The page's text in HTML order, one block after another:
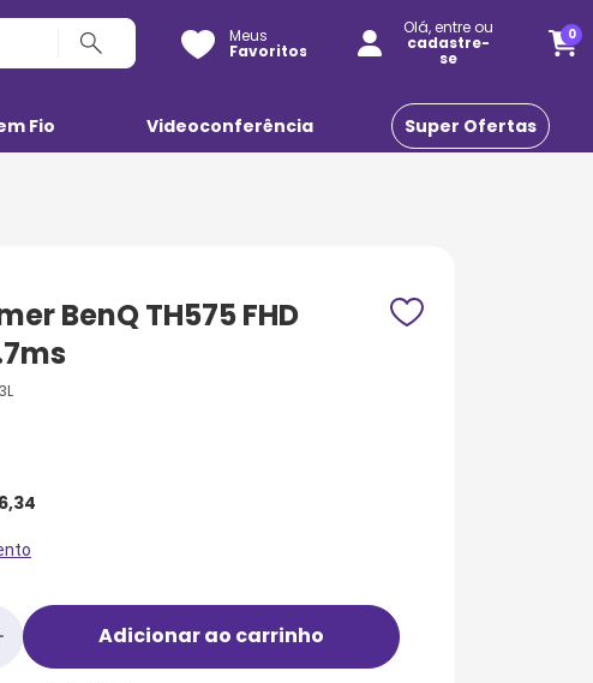
Meus
Favoritos
Olá, entre ou
cadastre-
se
0
Fio Videoconferência Super Ofertas
BenQ TH575 FHD
,34